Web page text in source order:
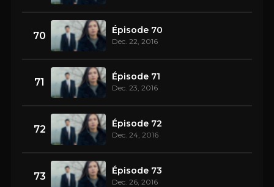
70 Épisode 70
Dec. 22, 2016
71 Épisode 71
Dec. 23, 2016
72 Épisode 72
Dec. 24, 2016
73 Épisode 73
Dec. 26, 2016